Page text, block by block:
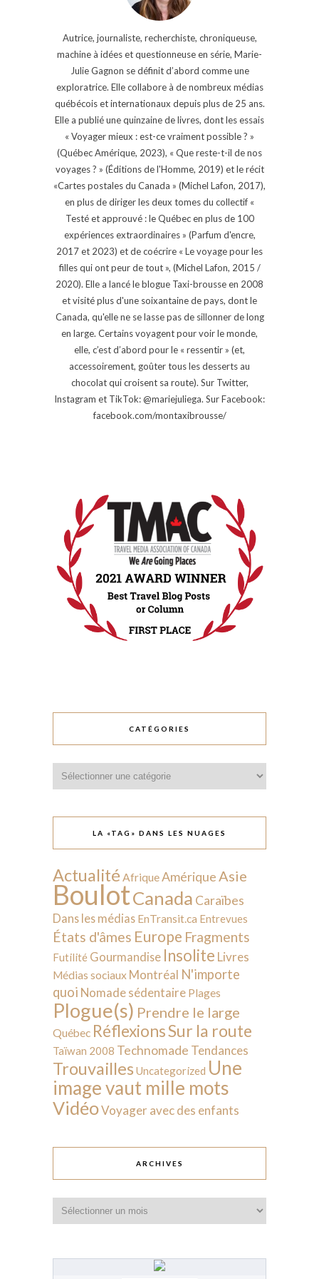
Autrice, journaliste, recherchiste, chroniqueuse,
machine à idées et questionneuse en série, Marie-
Julie Gagnon se définit d’abord comme une
exploratrice. Elle collabore à de nombreux médias
québécois et internationaux depuis plus de 25 ans.
Elle a publié une quinzaine de livres, dont les essais
« Voyager mieux : est-ce vraiment possible ? »
(Québec Amérique, 2023), « Que reste-t-il de nos
voyages ? » (Éditions de l'Homme, 2019) et le récit
«Cartes postales du Canada » (Michel Lafon, 2017),
en plus de diriger les deux tomes du collectif «
Testé et approuvé : le Québec en plus de 100
expériences extraordinaires » (Parfum d'encre,
2017 et 2023) et de coécrire « Le voyage pour les
filles qui ont peur de tout », (Michel Lafon, 2015 /
2020). Elle a lancé le blogue Taxi-brousse en 2008
et visité plus d'une soixantaine de pays, dont le
Canada, qu'elle ne se lasse pas de sillonner de long
en large. Certains voyagent pour voir le monde,
elle, c’est d’abord pour le « ressentir » (et,
accessoirement, goûter tous les desserts au
chocolat qui croisent sa route). Sur Twitter,
Instagram et TikTok: @mariejuliega. Sur Facebook:
facebook.com/montaxibrousse/
CATÉGORIES
LA «TAG» DANS LES NUAGES
Actualité AfriqueAmérique Asie
BoulotCanada Caraïbes
Dans les médias EnTransit.ca Entrevues
États d'âmes Europe Fragments
Futilité Gourmandise Insolite Livres
Médias sociaux Montréal N'importe
quoi Nomade sédentaire Plages
Plogue(s) Prendre le large
Québec RéflexionsSur la route
Taïwan 2008 Technomade Tendances
Trouvailles Uncategorized Une
image vaut mille mots
VidéoVoyager avec des enfants
ARCHIVES